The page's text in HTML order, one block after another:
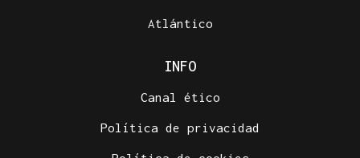
Atlántico
INFO
Canal ético
Política de privacidad